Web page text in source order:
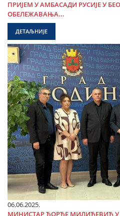
ПРИЈЕМ У АМБАСАДИ РУСИЈЕ У
ОБЕЛЕЖАВАЊА...
ДЕТАЉНИЈЕ
06.06.2025.
МИНИСТАР ЂОРЂЕ МИЛИЋЕВИЋ У